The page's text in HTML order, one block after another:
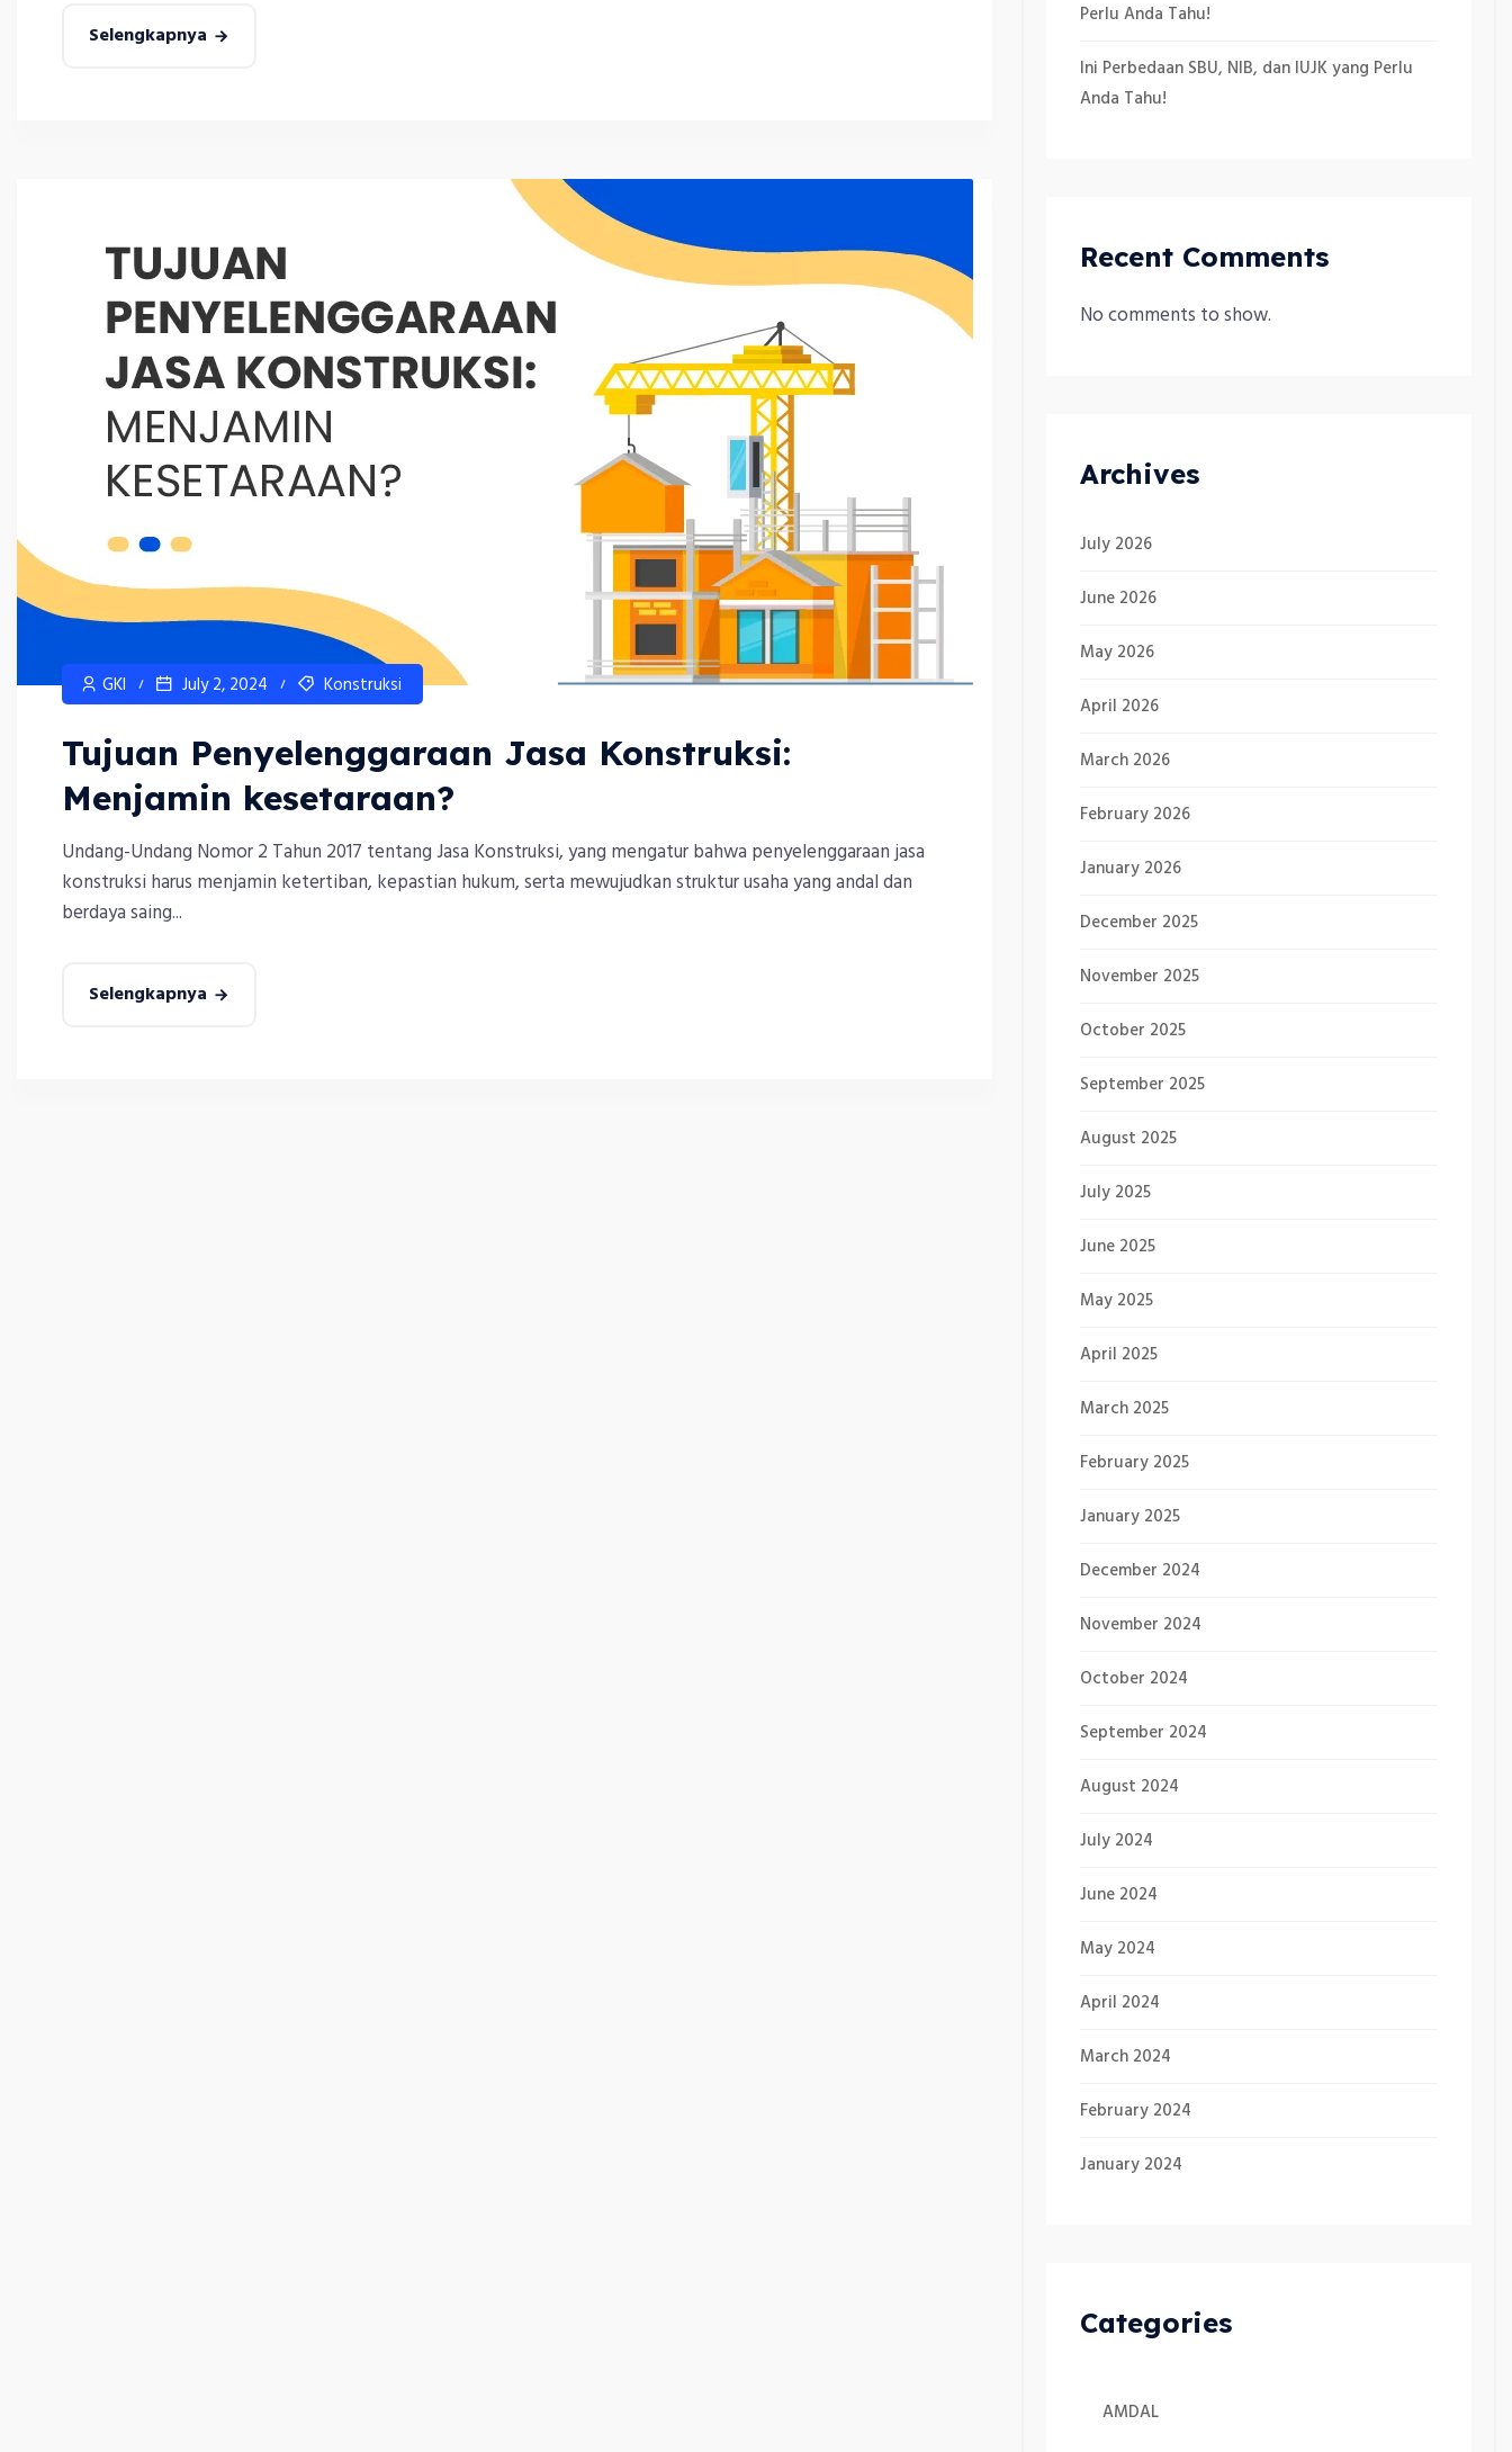
Selengkapnya
GKI July 2, 2024 Konstruksi
Tujuan Penyelenggaraan Jasa Konstruksi:
Menjamin kesetaraan?
Undang-Undang Nomor 2 Tahun 2017 tentang Jasa Konstruksi, yang mengatur bahwa penyelenggaraan jasa
konstruksi harus menjamin ketertiban, kepastian hukum, serta mewujudkan struktur usaha yang andal dan
berdaya saing...
Selengkapnya
Perlu Anda Tahu!
Ini Perbedaan SBU, NIB, dan IUJK yang Perlu
Anda Tahu!
Recent Comments
No comments to show.
Archives
July 2026
June 2026
May 2026
April 2026
March 2026
February 2026
January 2026
December 2025
November 2025
October 2025
September 2025
August 2025
July 2025
June 2025
May 2025
April 2025
March 2025
February 2025
January 2025
December 2024
November 2024
October 2024
September 2024
August 2024
July 2024
June 2024
May 2024
April 2024
March 2024
February 2024
January 2024
Categories
AMDAL